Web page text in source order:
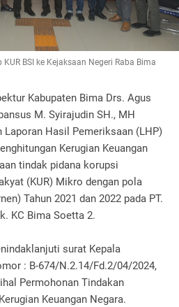
BSI ke Kejaksaan Negeri Raba Bima
Kabupaten Bima Drs. Agus
M. Syirajudin SH., MH
Laporan Hasil Pemeriksaan (LHP)
Kerugian Keuangan
tindak pidana korupsi
(KUR) Mikro dengan pola
Tahun 2021 dan 2022 pada PT.
KC Bima Soetta 2.
surat Kepala
: B-674/N.2.14/Fd.2/04/2024,
Permohonan Tindakan
Keuangan Negara.